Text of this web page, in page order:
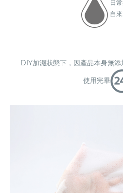
日
自
DIY加濕狀態下，因產品本身無
使用完畢